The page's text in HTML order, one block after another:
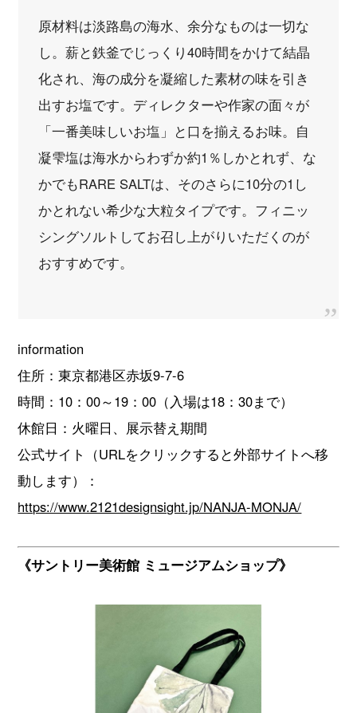
原材料は淡路島の海水、余分なものは一切な
し。薪と鉄釜でじっくり40時間をかけて結晶
化され、海の成分を凝縮した素材の味を引き
出すお塩です。ディレクターや作家の面々が
「一番美味しいお塩」と口を揃えるお味。自
凝雫塩は海水からわずか約1％しかとれず、な
かでもRARE SALTは、そのさらに10分の1し
かとれない希少な大粒タイプです。フィニッ
シングソルトしてお召し上がりいただくのが
おすすめです。
information
住所：東京都港区赤坂9-7-6
時間：10：00～19：00（入場は18：30まで）
休館日：火曜日、展示替え期間
公式サイト（URLをクリックすると外部サイトへ移
動します）：
https://www.2121designsight.jp/NANJA-MONJA/
《サントリー美術館 ミュージアムショップ》